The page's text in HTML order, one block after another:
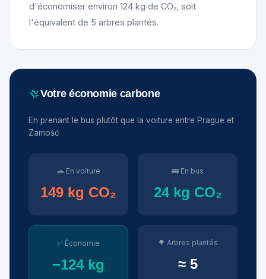
d'économiser environ 124 kg de CO₂, soit
l'équivalent de 5 arbres plantés.
Votre économie carbone
En prenant le bus plutôt que la voiture entre Prague et
Zamość
🚗 En voiture
149 kg CO₂
🚌 En bus
24 kg CO₂
✅ Économie
−124 kg
🌳 Arbres plantés
≈ 5